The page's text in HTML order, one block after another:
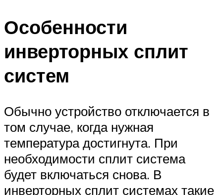
Особенности
инверторных сплит
систем
Обычно устройство отключается в
том случае, когда нужная
температура достигнута. При
необходимости сплит система
будет включаться снова. В
инверторных сплит системах такие